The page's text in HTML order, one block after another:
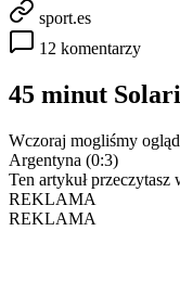
sport.es
12 komentarzy
45 minut
Wczoraj mogliśmy
Argentyna (0:3)
Ten artykuł przeczytasz
REKLAMA
REKLAMA